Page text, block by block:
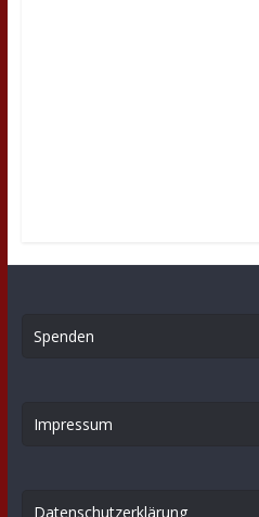
Spenden
Impressum
Datenschutzerklärung